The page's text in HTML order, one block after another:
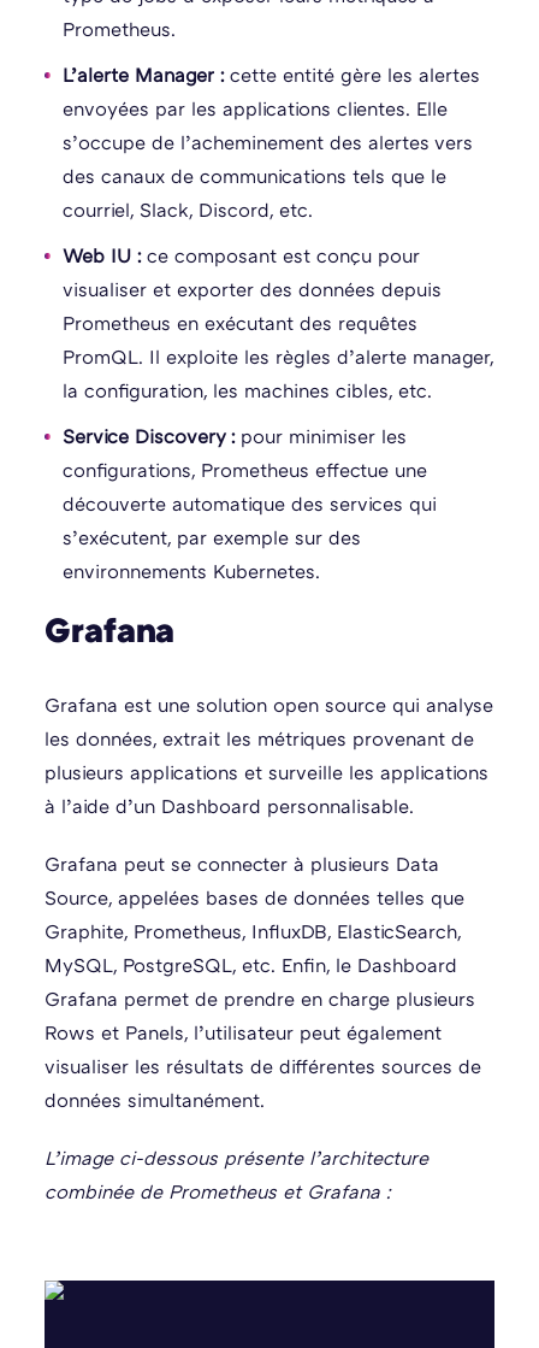
Prometheus.
L’alerte Manager :cette entité gère les alertes
envoyées par les applications clientes. Elle
s’occupe de l’acheminement des alertes vers
des canaux de communications tels que le
courriel, Slack, Discord, etc.
Web IU :ce composant est conçu pour
visualiser et exporter des données depuis
Prometheus en exécutant des requêtes
PromQL. Il exploite les règles d’alerte manager,
la configuration, les machines cibles, etc.
Service Discovery : pour minimiser les
configurations, Prometheus effectue une
découverte automatique des services qui
s’exécutent, par exemple sur des
environnements Kubernetes.
Grafana
Grafana est une solution open source qui analyse
les données, extrait les métriques provenant de
plusieurs applications et surveille les applications
à l’aide d’un Dashboard personnalisable.
Grafana peut se connecter à plusieurs Data
Source, appelées bases de données telles que
Graphite, Prometheus, InfluxDB, ElasticSearch,
MySQL, PostgreSQL, etc. Enfin, le Dashboard
Grafana permet de prendre en charge plusieurs
Rows et Panels, l’utilisateur peut également
visualiser les résultats de différentes sources de
données simultanément.
L’image ci-dessous présente l’architecture
combinée de Prometheus et Grafana :